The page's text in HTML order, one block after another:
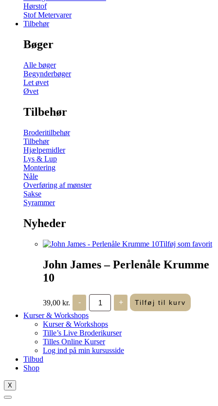
Hørstof
Stof Metervarer
Tilbehør
Bøger
Alle bøger
Begynderbøger
Let øvet
Øvet
Tilbehør
Broderitilbehør
Tilbehør
Hjælpemidler
Lys & Lup
Montering
Nåle
Overføring af mønster
Sakse
Syrammer
Nyheder
Tilføj som favorit
John James – Perlenåle Krumme
10
39,00 kr. -
John
James
-
Perlenåle
Krumme
10
antal
+ Tilføj til kurv
Kurser & Workshops
Kurser & Workshops
Tille’s Live Broderikurser
Tilles Online Kurser
Log ind på min kursusside
Tilbud
Shop
X